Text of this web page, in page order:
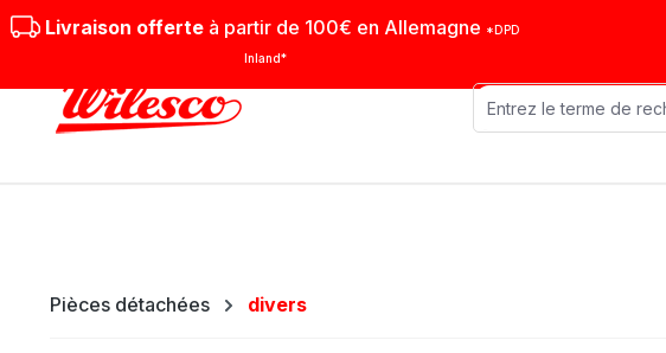
au contenu principal
Passer à la recherche
Passer à la navigation principale
Livraison offerte à partir de 100€ en Allemagne *DPD
Inland*
Machines mobiles
Pièces détachées divers